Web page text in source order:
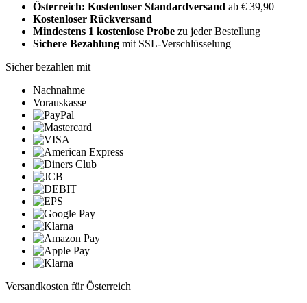
Österreich: Kostenloser Standardversand ab € 39,90
Kostenloser Rückversand
Mindestens 1 kostenlose Probe zu jeder Bestellung
Sichere Bezahlung mit SSL-Verschlüsselung
Sicher bezahlen mit
Nachnahme
Vorauskasse
Versandkosten für Österreich